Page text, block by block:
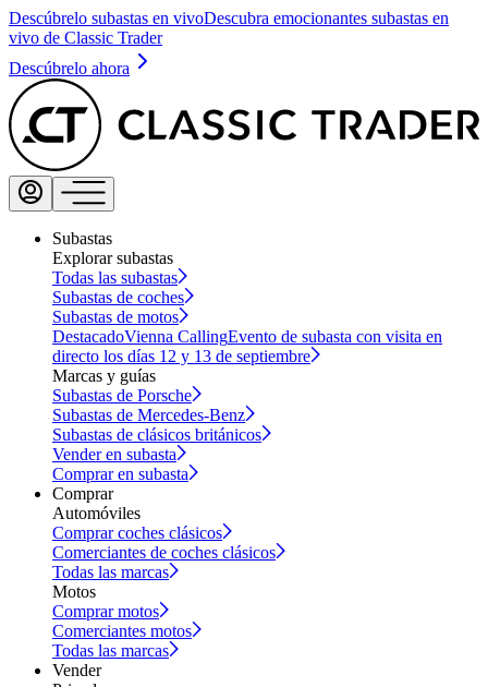
Descúbrelo subastas en vivoDescubra emocionantes subastas en
vivo de Classic Trader
Descúbrelo ahora
Subastas
Explorar subastas
Todas las subastas
Subastas de coches
Subastas de motos
DestacadoVienna CallingEvento de subasta con visita en
directo los días 12 y 13 de septiembre
Marcas y guías
Subastas de Porsche
Subastas de Mercedes-Benz
Subastas de clásicos británicos
Vender en subasta
Comprar en subasta
Comprar
Automóviles
Comprar coches clásicos
Comerciantes de coches clásicos
Todas las marcas
Motos
Comprar motos
Comerciantes motos
Todas las marcas
Vender